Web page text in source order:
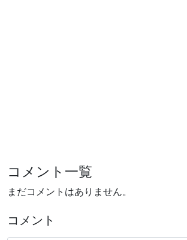
コメント一覧
まだコメントはありません。
コメント